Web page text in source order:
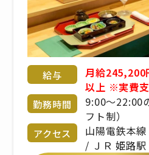
給与
月給245,200
以上 ※実費
円） ※食事
あり ※賞与
力考慮 応相
勤務時間
9:00〜22:00
フト制）
アクセス
山陽電鉄本
/ ＪＲ 姫路